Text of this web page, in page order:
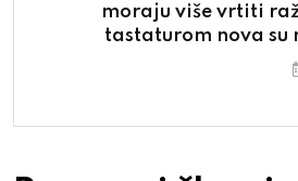
moraju više vrtiti
tastaturom nova su